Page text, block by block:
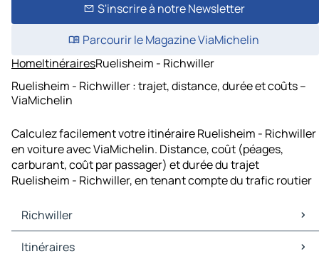
S'inscrire à notre Newsletter
Parcourir le Magazine ViaMichelin
HomeItinérairesRuelisheim - Richwiller
Ruelisheim - Richwiller : trajet, distance, durée et coûts –
ViaMichelin
Calculez facilement votre itinéraire Ruelisheim - Richwiller
en voiture avec ViaMichelin. Distance, coût (péages,
carburant, coût par passager) et durée du trajet
Ruelisheim - Richwiller, en tenant compte du trafic routier
Richwiller
Richwiller Cartes et plans
Itinéraires